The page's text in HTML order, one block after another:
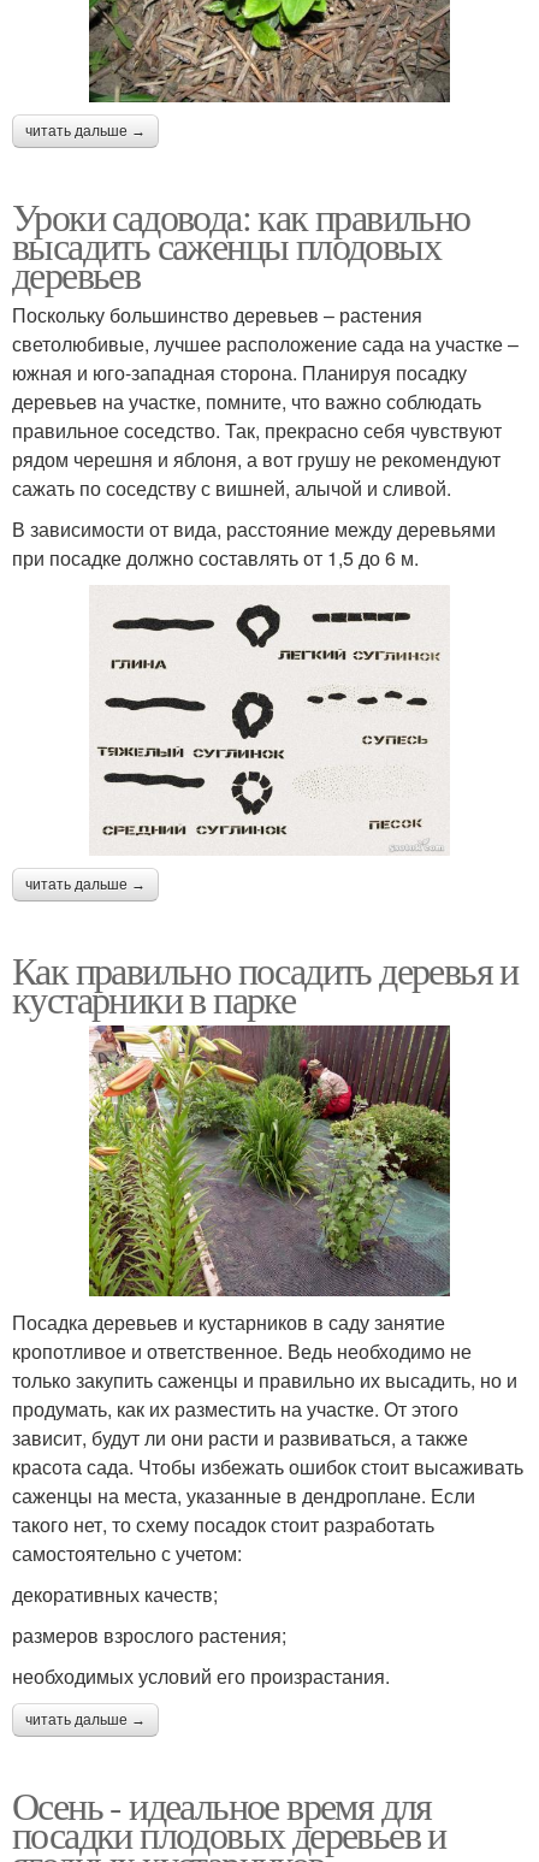
читать дальше →
Уроки садовода: как правильно
высадить саженцы плодовых
деревьев
Поскольку большинство деревьев – растения
светолюбивые, лучшее расположение сада на участке –
южная и юго-западная сторона. Планируя посадку
деревьев на участке, помните, что важно соблюдать
правильное соседство. Так, прекрасно себя чувствуют
рядом черешня и яблоня, а вот грушу не рекомендуют
сажать по соседству с вишней, алычой и сливой.
В зависимости от вида, расстояние между деревьями
при посадке должно составлять от 1,5 до 6 м.
читать дальше →
Как правильно посадить деревья и
кустарники в парке
Посадка деревьев и кустарников в саду занятие
кропотливое и ответственное. Ведь необходимо не
только закупить саженцы и правильно их высадить, но и
продумать, как их разместить на участке. От этого
зависит, будут ли они расти и развиваться, а также
красота сада. Чтобы избежать ошибок стоит высаживать
саженцы на места, указанные в дендроплане. Если
такого нет, то схему посадок стоит разработать
самостоятельно с учетом:
декоративных качеств;
размеров взрослого растения;
необходимых условий его произрастания.
читать дальше →
Осень - идеальное время для
посадки плодовых деревьев и